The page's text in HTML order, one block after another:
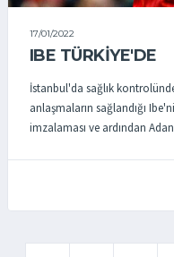
17/01/2022
IBE TÜRKİYE'DE
İstanbul'da sağlık
anlaşmaların sağlandığı
imzalaması ve ardından